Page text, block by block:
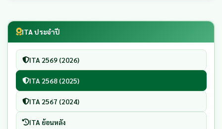
ITA ประจำปี
ITA 2569 (2026)
ITA 2568 (2025)
ITA 2567 (2024)
ITA ย้อนหลัง